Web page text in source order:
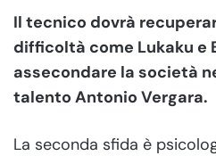
Il tecnico dovrà
difficoltà come Lukaku e
assecondare la società
talento Antonio Vergara.
La seconda sfida è